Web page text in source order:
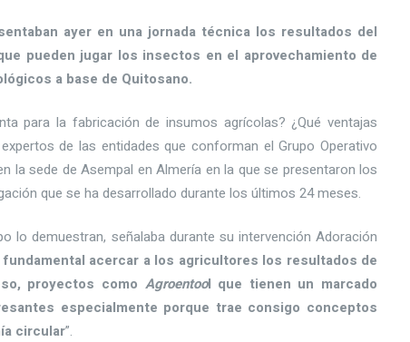
ayer en una jornada técnica los resultados del
pueden jugar los insectos en el aprovechamiento de
a base de Quitosano.
para la fabricación de insumos agrícolas? ¿Qué ventajas
de las entidades que conforman el Grupo Operativo
la sede de Asempal en Almería en la que se presentaron los
que se ha desarrollado durante los últimos 24 meses.
lo demuestran, señalaba durante su intervención Adoración
fundamental acercar a los agricultores los resultados de
proyectos como Agroentool que tienen un marcado
especialmente porque trae consigo conceptos
circular”.